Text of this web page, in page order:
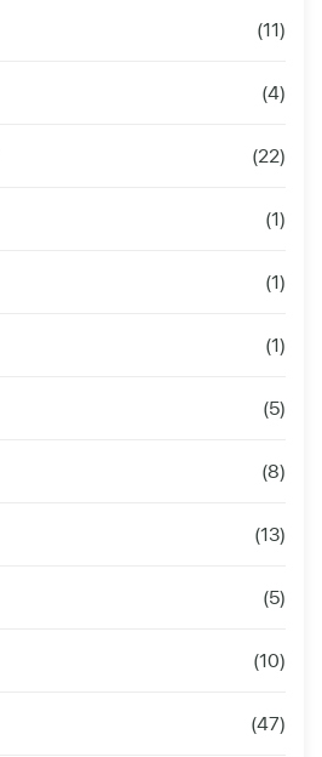
(11)
(4)
(22)
(1)
(1)
(1)
(5)
(8)
(13)
(5)
(10)
(47)